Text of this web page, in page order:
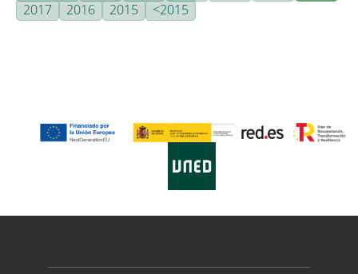
2017
2016 2015 <2015